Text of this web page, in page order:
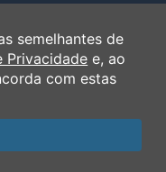
semelhantes de
Privacidade e, ao
com estas